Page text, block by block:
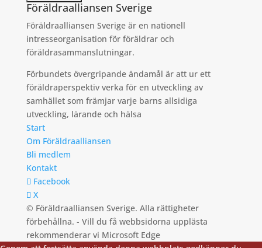
Föräldraalliansen Sverige
Föräldraalliansen Sverige är en nationell
intresseorganisation för föräldrar och
föräldrasammanslutningar.
Förbundets övergripande ändamål är att ur ett
föräldraperspektiv verka för en utveckling av
samhället som främjar varje barns allsidiga
utveckling, lärande och hälsa
Start
Om Föräldraalliansen
Bli medlem
Kontakt
Facebook
X
© Föräldraalliansen Sverige. Alla rättigheter
förbehållna. - Vill du få webbsidorna upplästa
rekommenderar vi Microsoft Edge